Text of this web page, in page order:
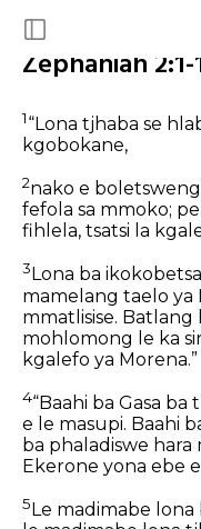
Zephaniah
1“Lona tjhaba se
kgobokane,
2nako e
fefola sa mmoko;
fihlela, tsatsi la
3 Lona ba
mamelang taelo ya
mmatlisise.
mohlomong le ka
kgalefo ya Morena.”
4“Baahi ba Gasa
e le masupi. Baahi
ba phaladiswe
Ekerone yona ebe
5 Le madimabe